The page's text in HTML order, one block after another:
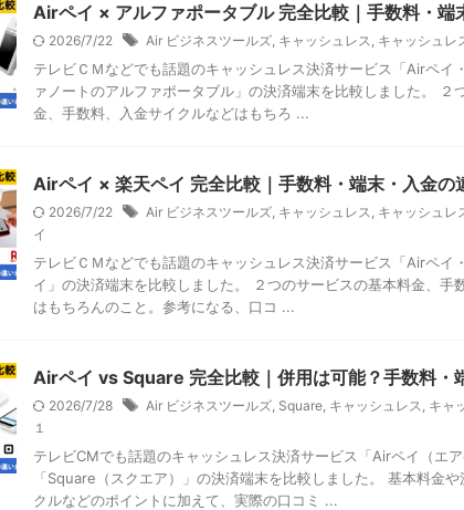
Airペイ × アルファポータブル 完全比較｜手数料・端
2026/7/22 Air ビジネスツールズ, キャッシュレス, キャッシュレ
テレビＣＭなどでも話題のキャッシュレス決済サービス「Airペイ
ァノートのアルファポータブル」の決済端末を比較しました。 ２
金、手数料、入金サイクルなどはもちろ ...
Airペイ × 楽天ペイ 完全比較｜手数料・端末・入金の
2026/7/22 Air ビジネスツールズ, キャッシュレス, キャッシュレ
イ
テレビＣＭなどでも話題のキャッシュレス決済サービス「Airペイ
イ」の決済端末を比較しました。 ２つのサービスの基本料金、手
はもちろんのこと。参考になる、口コ ...
Airペイ vs Square 完全比較｜併用は可能？手数料・
2026/7/28 Air ビジネスツールズ, Square, キャッシュレス, キャ
１
テレビCMでも話題のキャッシュレス決済サービス「Airペイ（エ
「Square（スクエア）」の決済端末を比較しました。 基本料金
クルなどのポイントに加えて、実際の口コミ ...